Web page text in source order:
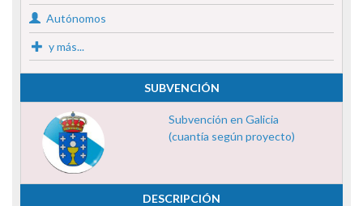
Autónomos
y más...
SUBVENCIÓN
Subvención en Galicia
(cuantía según proyecto)
DESCRIPCIÓN